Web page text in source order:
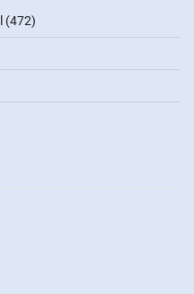
(472)